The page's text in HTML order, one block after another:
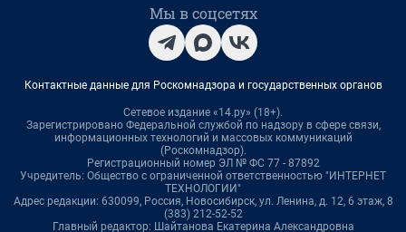
Мы в соцсетях
Контактные данные для Роскомнадзора и государственных органов
Сетевое издание «14.ру» (18+).
Зарегистрировано Федеральной службой по надзору в сфере связи,
информационных технологий и массовых коммуникаций
(Роскомнадзор).
Регистрационный номер ЭЛ № ФС 77 - 87892
Учредитель: Общество с ограниченной ответственностью "ИНТЕРНЕТ
ТЕХНОЛОГИИ"
Адрес редакции: 630099, Россия, Новосибирск, ул. Ленина, д. 12, 6 этаж, 8
(383) 212-52-52
Главный редактор: Шайтанова Екатерина Александровна